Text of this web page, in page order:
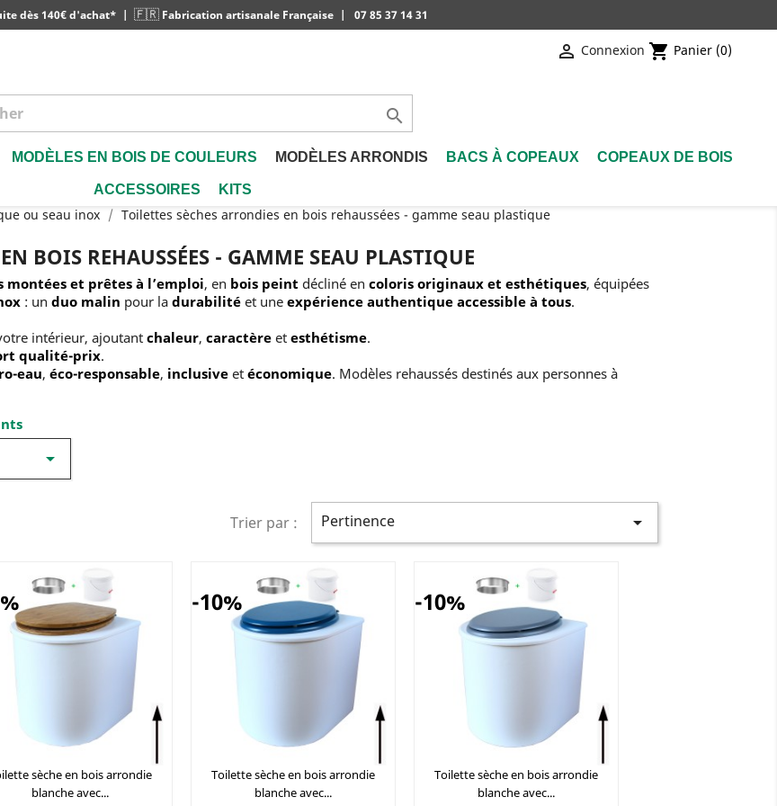
dès 140€ d'achat* | 🇫🇷Fabrication artisanale Française | 07 85 37 14 31
 Connexion shopping_cart Panier (0)

MODÈLES EN BOIS DE COULEURS MODÈLES ARRONDIS BACS À COPEAUX COPEAUX DE BOIS
ACCESSOIRES KITS
ou seau inox Toilettes sèches arrondies en bois rehaussées - gamme seau plastique
BOIS REHAUSSÉES - GAMME SEAU PLASTIQUE
montées et prêtes à l’emploi, en bois peint décliné en coloris originaux et esthétiques, équipées
: un duo malin pour la durabilité et une expérience authentique accessible à tous.
intérieur, ajoutantchaleur, caractère et esthétisme.
qualité-prix.
eau, éco-responsable, inclusive et économique. Modèles rehaussés destinés aux personnes à

Trier par : Pertinence 
sèche en bois arrondie
blanche avec...
Toilette sèche en bois arrondie
blanche avec...
-10%
Toilette sèche en bois arrondie
blanche avec...
-10%